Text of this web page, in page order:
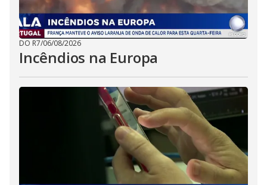
DO R7/06/08/2026
Incêndios na Europa